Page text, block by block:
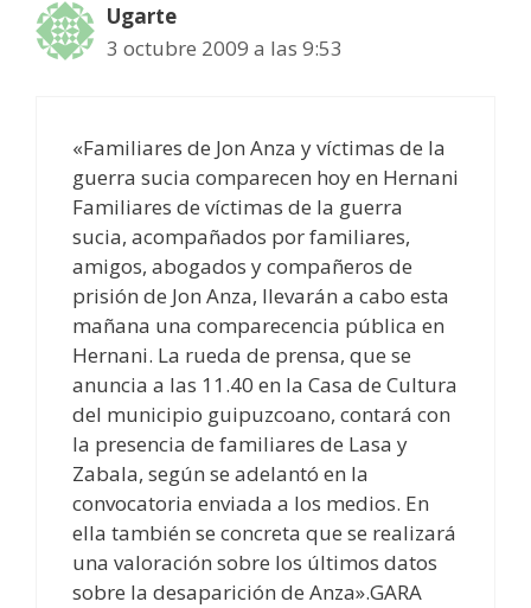
Ugarte
3 octubre 2009 a las 9:53
«Familiares de Jon Anza y víctimas de la
guerra sucia comparecen hoy en Hernani
Familiares de víctimas de la guerra
sucia, acompañados por familiares,
amigos, abogados y compañeros de
prisión de Jon Anza, llevarán a cabo esta
mañana una comparecencia pública en
Hernani. La rueda de prensa, que se
anuncia a las 11.40 en la Casa de Cultura
del municipio guipuzcoano, contará con
la presencia de familiares de Lasa y
Zabala, según se adelantó en la
convocatoria enviada a los medios. En
ella también se concreta que se realizará
una valoración sobre los últimos datos
sobre la desaparición de Anza».GARA